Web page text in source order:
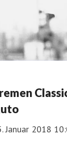
Januar 2018